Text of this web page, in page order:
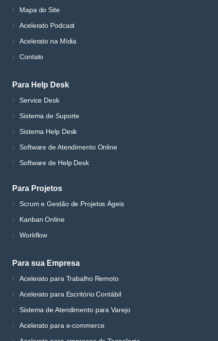
Mapa do Site
Acelerato Podcast
Acelerato na Mídia
Contato
Para Help Desk
Service Desk
Sistema de Suporte
Sistema Help Desk
Software de Atendimento Online
Software de Help Desk
Para Projetos
Scrum e Gestão de Projetos Ágeis
Kanban Online
Workflow
Para sua Empresa
Acelerato para Trabalho Remoto
Acelerato para Escritório Contábil
Sistema de Atendimento para Varejo
Acelerato para e-commerce